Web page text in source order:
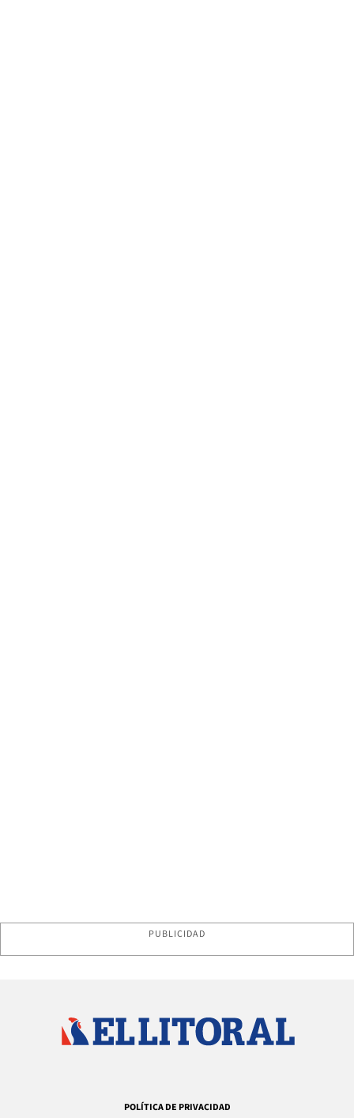
PUBLICIDAD
POLÍTICA DE PRIVACIDAD